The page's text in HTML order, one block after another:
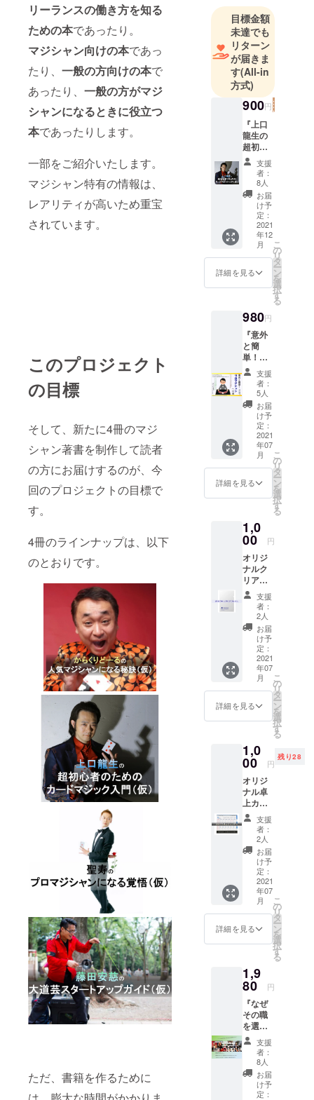
リーランスの働き方を知る
ための本であったり。
マジシャン向けの本であっ
たり、 一般の方向けの本で
あったり、 一般の方がマジ
シャンになるときに役立つ
本であったりします。
一部をご紹介いたします。
マジシャン特有の情報は、
レアリティが高いため重宝
されています。
このプロジェクト
の目標
そして、新たに4冊のマジ
シャン著書を制作して読者
の方にお届けするのが、今
回のプロジェクトの目標で
す。
4冊のラインナップは、以下
のとおりです。
ただ、書籍を作るために
日：1977年5
月28日
・性別：男
・血液型：O
・出生：福
岡県朝倉市
（当時は甘
木市）
・学歴：九
州大学理学
府卒。27歳
で博士号
（理学）取
・職歴：国
内大手化学
メーカーに
て次世代
イの開発に
従事。後に
・独立：22
年間のアマ
チュア活動
を経て、
2015年、38
歳でプロマ
ジシャンに
転向。ヨー
ロッパ5ヶ国
2016年、推
字架は誰の
手に』を出
版。現在ま
でに、2冊の
小説と7冊の
ビジネス書
を制作・販
売
・起業：
2019年に法
人成。ヒー
エンタ－テ
イメント株
式会社を設
現在は、執
筆を行いな
がら、自社
業務として
マジシャン
たちの働く
べく活動
目標金額
未達でも
リターン
が届きま
す(All-in
方式)
900円
『上口
龍生の
超初心
者のた
めの
カード
マジッ
ク入門
（仮）
』をお
届けし
ます。
この作
品は、
ヒー
ロー
出版の
noteア
カウン
トで980
円で販
売する
予定の
作品で
す。 先
行販売
特典と
して、
900円に
てご提
供いた
しま
メール
にて電
をお送
りしま
す
（@not
e.muま
たは
@note.
comか
らの送
信にな
りま
す。迷
ル振り
分けに
い）
注）
note社
規定の
プレゼ
ント機
能に
よって
送付い
たしま
す。
note書
籍です
が、
メール
ますの
で、
トで閲
覧する
ことは
できま
せん。
目次
1．レイ
ジーマ
ジシャ
ン 2．
王様の
支援
者：
8人
お届
け予
定：
2021
年12
月
詳細を見る
こ
の
リ
タ
ー
ン
を
選
択
す
る
980円
『意外
と簡
単！プ
ロマジ
シャン
への
道』を
お届け
しま
す。 こ
の作品
は、
ヒー
ロー
ウッド
出版の
カウン
トで同
料金で
販売し
ている
作品で
す。
https://
note.co
m/hirok
iryoo/m
/m7d50
d64e3f
け方
法：
メール
りしま
す
（@not
e.muま
たは
@note.
comか
らの送
信にな
りま
す。迷
惑メー
ル振り
分けに
ご注意
くださ
い）
プレゼ
ント機
能に
よって
送付い
たしま
す。
note書
籍です
が、
メール
配信し
支援
者：
5人
お届
け予
定：
2021
年07
月
詳細を見る
こ
の
リ
タ
ー
ン
を
選
択
す
る
1,0
00 円
オリジ
ナルク
リア
ファイ
ルをお
届けし
ます。
支援
者：
2人
お届
け予
定：
2021
年07
月
詳細を見る
こ
の
リ
タ
ー
ン
を
選
択
す
る
1,0
00 円
残り28
オリジ
ナル卓
上カレ
ンダー
（2021
年）を
お届け
しま
す。 こ
ちら
は、
2021年
1月～2
月に
行った
別プロ
トの
1500円
リター
ンです
が、お
届け時
点では
半分の
期間が
過ぎて
おりま
すた
支援
者：
2人
お届
け予
定：
2021
年07
月
詳細を見る
こ
の
リ
タ
ー
ン
を
選
択
す
る
1,9
80 円
『なぜ
その職
を選ぶ
のか？
マジ
シャン
たちに
く！』
支援
者：
8人
お届
け予
定：